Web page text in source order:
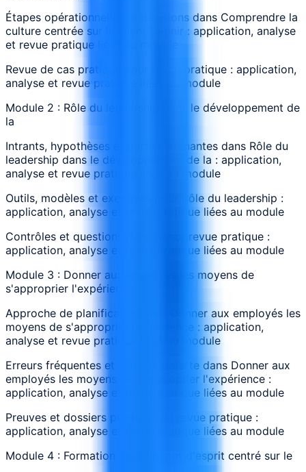
Étapes opérationnelles et décisions dans Comprendre la
culture centrée sur le client Définir : application, analyse
et revue pratique liées au module
Revue de cas pratique pour revue pratique : application,
analyse et revue pratique liées au module
Module 2 : Rôle du leadership dans le développement de
la
Intrants, hypothèses et parties prenantes dans Rôle du
leadership dans le développement de la : application,
analyse et revue pratique liées au module
Outils, modèles et exemples pour Rôle du leadership :
application, analyse et revue pratique liées au module
Contrôles et questions de suivi sur revue pratique :
application, analyse et revue pratique liées au module
Module 3 : Donner aux employés les moyens de
s'approprier l'expérience
Approche de planification pour Donner aux employés les
moyens de s'approprier l'expérience : application,
analyse et revue pratique liées au module
Erreurs fréquentes et signaux d’alerte dans Donner aux
employés les moyens de s'approprier l'expérience :
application, analyse et revue pratique liées au module
Preuves et dossiers produits par revue pratique :
application, analyse et revue pratique liées au module
Module 4 : Formation pour un état d'esprit centré sur le